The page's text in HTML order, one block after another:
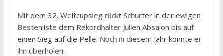
Mit dem 32. Weltcupsieg rückt Schurter in der ewigen
Bestenliste dem Rekordhalter Julien Absalon bis auf
einen Sieg auf die Pelle. Noch in diesem Jahr könnte er
ihn überholen.